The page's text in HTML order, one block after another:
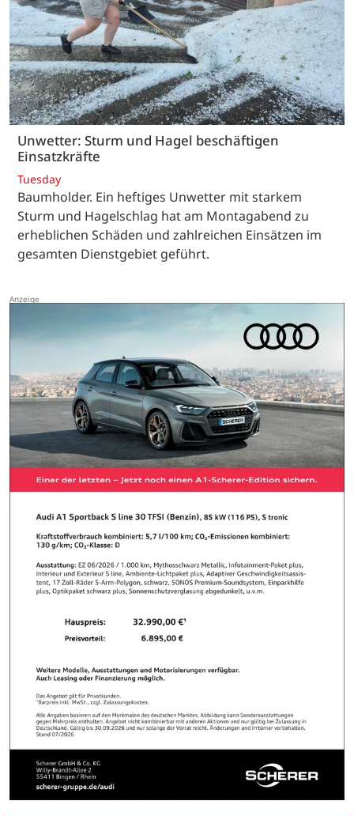
Unwetter: Sturm und Hagel beschäftigen
Einsatzkräfte
Tuesday
Baumholder. Ein heftiges Unwetter mit starkem
Sturm und Hagelschlag hat am Montagabend zu
erheblichen Schäden und zahlreichen Einsätzen im
gesamten Dienstgebiet geführt.